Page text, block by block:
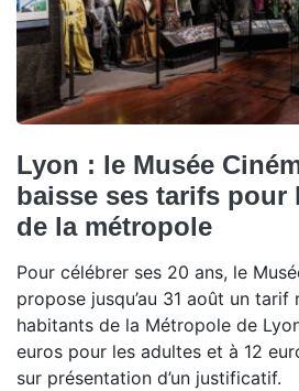
Lyon : le Musée
baisse ses tarifs pour
de la métropole
Pour célébrer ses 20 ans, le
propose jusqu’au 31 août un tarif
habitants de la Métropole de
euros pour les adultes et à 12
sur présentation d’un justificatif.